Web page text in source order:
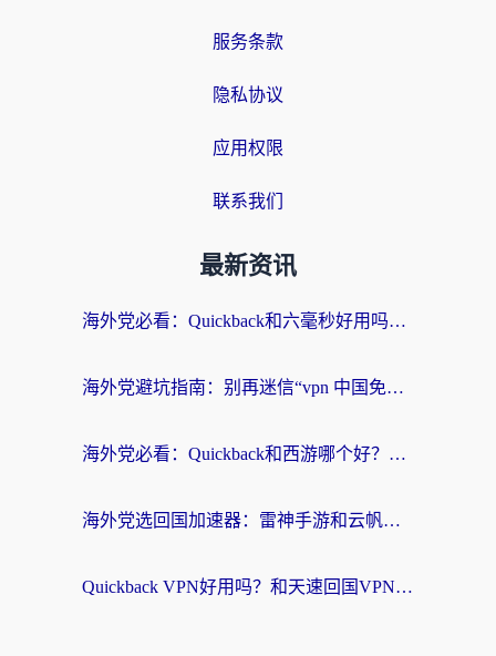
服务条款
隐私协议
应用权限
联系我们
最新资讯
海外党必看：Quickback和六毫秒好用吗？3步选对回国加速器，无缝刷国内剧玩游戏
海外党避坑指南：别再迷信“vpn 中国免费”，选对回国加速器才能无缝刷国内资源
海外党必看：Quickback和西游哪个好？3个维度教你选对回国加速器
海外党选回国加速器：雷神手游和云帆哪个好？附3组对比+避坑指南
Quickback VPN好用吗？和天速回国VPN对比哪个回国效果更好？海外党必看的真实体验指南